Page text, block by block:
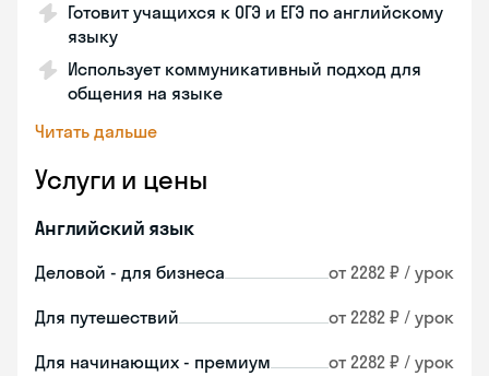
Готовит учащихся к ОГЭ и ЕГЭ по английскому
языку
Использует коммуникативный подход для
общения на языке
Читать дальше
Услуги и цены
Английский язык
Деловой - для бизнеса от 2282 ₽ / урок
Для путешествий от 2282 ₽ / урок
Для начинающих - премиум от 2282 ₽ / урок